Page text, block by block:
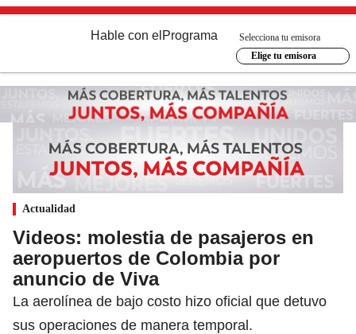
Hable con el Programa
Selecciona tu emisora
Elige tu emisora
Actualidad
Videos: molestia de pasajeros en
aeropuertos de Colombia por
anuncio de Viva
La aerolínea de bajo costo hizo oficial que detuvo
sus operaciones de manera temporal.